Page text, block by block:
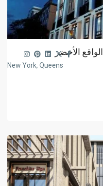
الواقع الأخضر
New York, Queens